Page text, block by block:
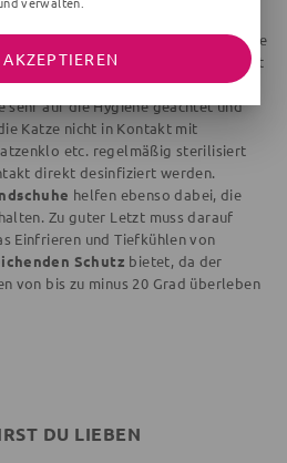
der Öffentlichkeit sollte auch in
selbstverständlich sein. Auch für alle
es aufpassen! Schließlich handelt
ja eigentlich umeinen
sehr auf die Hygiene geachtet und
Katze nicht in Kontakt mit
etc. regelmäßig sterilisiert
direkt desinfiziert werden.
helfen ebenso dabei, die
Zu guter Letzt muss darauf
Einfrieren und Tiefkühlen von
Schutz bietet, da der
von bis zu minus 20 Grad überleben
DU LIEBEN